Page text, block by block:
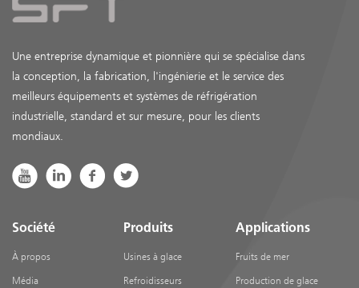
Une entreprise dynamique et pionnière qui se spécialise dans
la conception, la fabrication, l'ingénierie et le service des
meilleurs équipements et systèmes de réfrigération
industrielle, standard et sur mesure, pour les clients
mondiaux.
Société
À propos
Média
Produits
Usines à glace
Refroidisseurs
Applications
Fruits de mer
Production de glace